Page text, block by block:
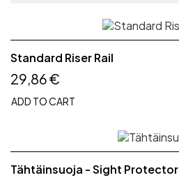
Standard Riser Rail
29,86 €
ADD TO CART
Tähtäinsuoja - Sight Protector